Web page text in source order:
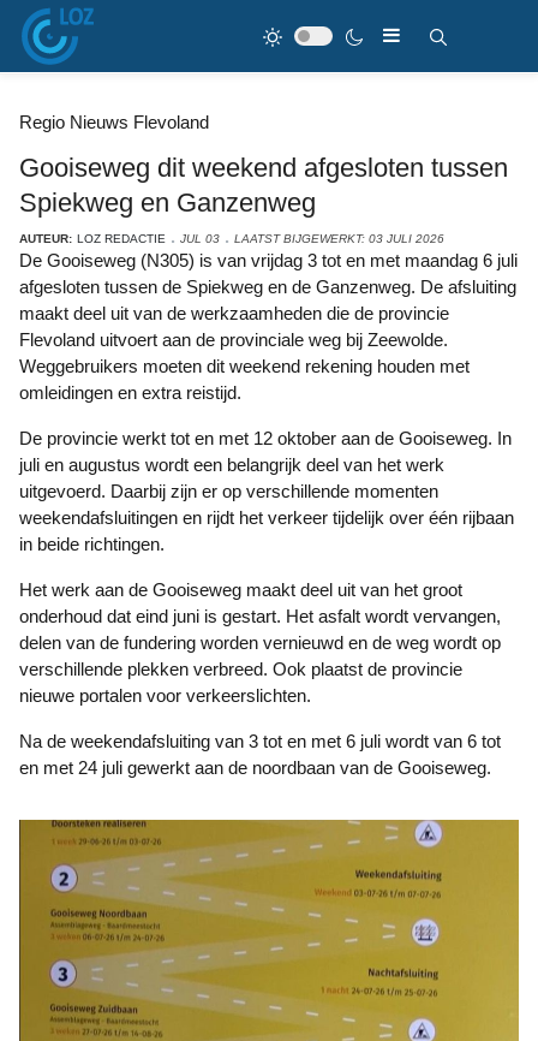
Regio Nieuws Flevoland
Gooiseweg dit weekend afgesloten tussen
Spiekweg en Ganzenweg
AUTEUR: LOZ REDACTIE JUL 03 LAATST BIJGEWERKT: 03 JULI 2026
De Gooiseweg (N305) is van vrijdag 3 tot en met maandag 6 juli
afgesloten tussen de Spiekweg en de Ganzenweg. De afsluiting
maakt deel uit van de werkzaamheden die de provincie
Flevoland uitvoert aan de provinciale weg bij Zeewolde.
Weggebruikers moeten dit weekend rekening houden met
omleidingen en extra reistijd.
De provincie werkt tot en met 12 oktober aan de Gooiseweg. In
juli en augustus wordt een belangrijk deel van het werk
uitgevoerd. Daarbij zijn er op verschillende momenten
weekendafsluitingen en rijdt het verkeer tijdelijk over één rijbaan
in beide richtingen.
Het werk aan de Gooiseweg maakt deel uit van het groot
onderhoud dat eind juni is gestart. Het asfalt wordt vervangen,
delen van de fundering worden vernieuwd en de weg wordt op
verschillende plekken verbreed. Ook plaatst de provincie
nieuwe portalen voor verkeerslichten.
Na de weekendafsluiting van 3 tot en met 6 juli wordt van 6 tot
en met 24 juli gewerkt aan de noordbaan van de Gooiseweg.